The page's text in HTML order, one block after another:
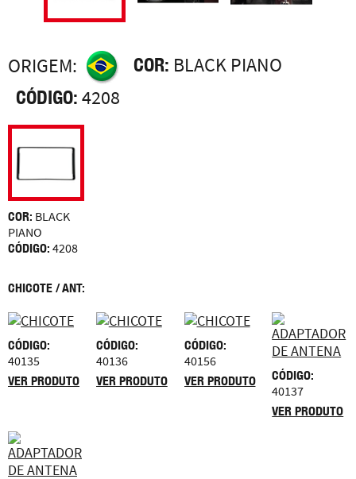
ORIGEM: COR: BLACK PIANO
CÓDIGO: 4208
COR: BLACK
PIANO
CÓDIGO: 4208
CHICOTE / ANT:
CÓDIGO:
40135
VER PRODUTO
CÓDIGO:
40136
VER PRODUTO
CÓDIGO:
40156
VER PRODUTO CÓDIGO:
40137
VER PRODUTO